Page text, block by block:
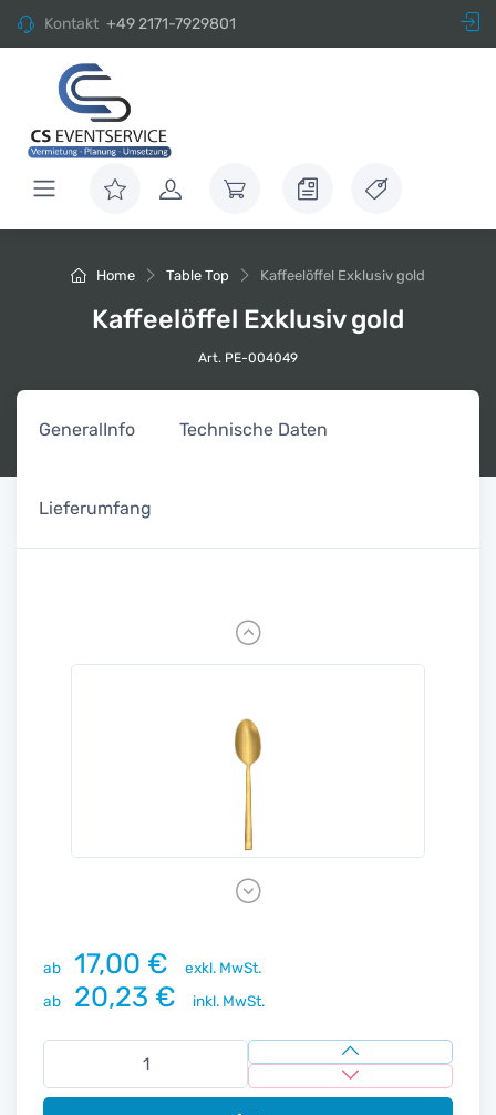
Kontakt +49 2171-7929801
Home Table Top Kaffeelöffel Exklusiv gold
Kaffeelöffel Exklusiv gold
Art. PE-004049
GeneralInfo Technische Daten
Lieferumfang
Previous
Next
ab 17,00 €
exkl. MwSt.
ab
20,23 € inkl. MwSt.